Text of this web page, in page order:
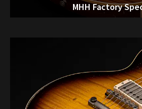
MHH Factory